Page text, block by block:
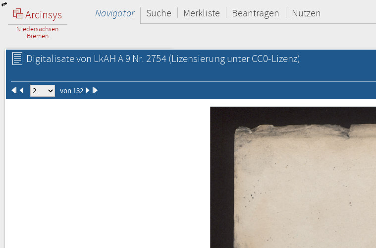
Arcinsys
Niedersachsen
Bremen
Navigator Suche Merkliste Beantragen Nutzen
Digitalisate von LkAH A 9 Nr. 2754(Lizensierung unter CC0-Lizenz)
von 132